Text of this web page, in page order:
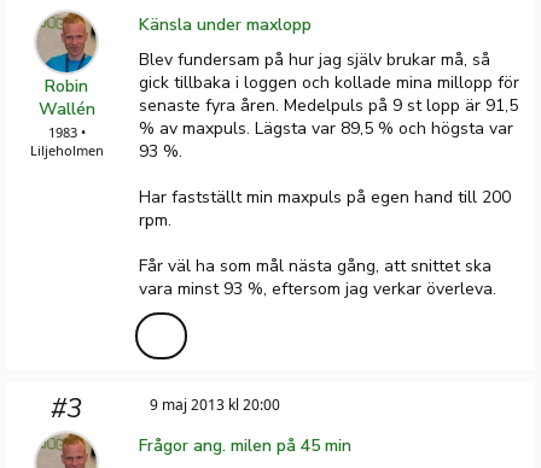
Robin
Wallén
1983 •
Liljeholmen
Känsla under maxlopp
Blev fundersam på hur jag själv brukar må, så
gick tillbaka i loggen och kollade mina millopp för
senaste fyra åren. Medelpuls på 9 st lopp är 91,5
% av maxpuls. Lägsta var 89,5 % och högsta var
93 %.
Har fastställt min maxpuls på egen hand till 200
rpm.
Får väl ha som mål nästa gång, att snittet ska
vara minst 93 %, eftersom jag verkar överleva.
#3 9 maj 2013 kl 20:00
Frågor ang. milen på 45 min